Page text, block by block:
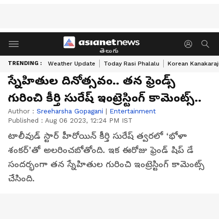
తెలుగు
TRENDING : Weather Update Today Rasi Phalalu Korean
స్నేహితుల దినోత్సవం.. తన ఫ్రెండ్స్
గురించి కీర్తి సురేష్ ఇంట్రెస్టింగ్ కామెంట్స్..
Author : Sreeharsha Gopagani | Entertainment
Published : Aug 06 2023, 12:24 PM IST
టాలీవుడ్ స్టార్ హీరోయిన్ కీర్తి సురేష్ త్వరలో ‘భోళా
శంకర్’తో అలరించబోతోంది. ఇక ఈరోజు ఫ్రెండ్ షిప్ డే
సందర్భంగా తన స్నేహితుల గురించి ఇంట్రెస్టింగ్ కామెంట్స్
చేసింది.